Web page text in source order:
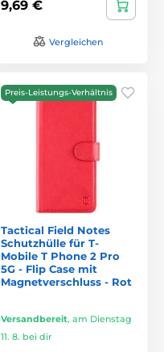
9,69 €
Vergleichen
Preis-Leistungs-Verhältnis
Tactical Field Notes
Schutzhülle für T-
Mobile T Phone 2 Pro
5G - Flip Case mit
Magnetverschluss - Rot
Versandbereit, am Dienstag
11. 8. bei dir